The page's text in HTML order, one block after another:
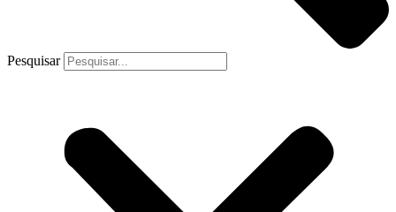
Pesquisar